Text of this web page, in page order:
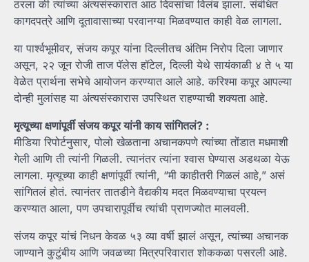
ठरला की त्यांच्या अंत्यसंस्कारात आठ दिवसांचा विलंब झाला. संबंधित
कागदपत्रे आणि दूतावासाच्या परवानग्या मिळवण्यात काही वेळ लागला.
या पार्श्वभूमीवर, संजय कपूर यांना दिल्लीतच अंतिम निरोप दिला जाणार
असून, २२ जून रोजी ताज पॅलेस हॉटेल, दिल्ली येथे सायंकाळी ४ ते ५ या
वेळेत प्रार्थना सभेचे आयोजन करण्यात आले आहे. करिश्मा कपूर आपल्या
दोन्ही मुलांसह या अंत्यसंस्कारास उपस्थित राहण्याची शक्यता आहे.
मृत्यूच्या क्षणांपूर्वी संजय कपूर यांनी काय सांगितलं? :
मीडिया रिपोर्टनुसार, पोलो खेळताना अचानकपणे त्यांच्या तोंडात मधमाशी
गेली आणि ती त्यांनी गिळली. त्यानंतर त्यांना श्वास घेण्यास अडथळा येऊ
लागला. मृत्यूच्या काही क्षणांपूर्वी त्यांनी, “मी काहीतरी गिळलं आहे,” असं
सांगितलं होतं. त्यानंतर तातडीने वैद्यकीय मदत मिळवण्याचा प्रयत्न
करण्यात आला, पण उपचारापूर्वीच त्यांची प्राणज्योत मालवली.
संजय कपूर यांचं निधन केवळ ५३ व्या वर्षी झालं असून, त्यांच्या अचानक
जाण्याने कुटुंबीय आणि जवळच्या मित्रपरिवारात शोककळा पसरली आहे.